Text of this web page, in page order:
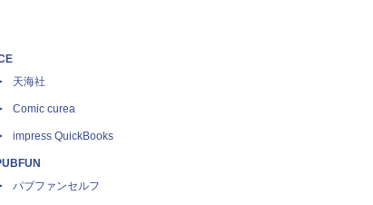
天海社
Comic curea
impress QuickBooks
パブファンセルフ